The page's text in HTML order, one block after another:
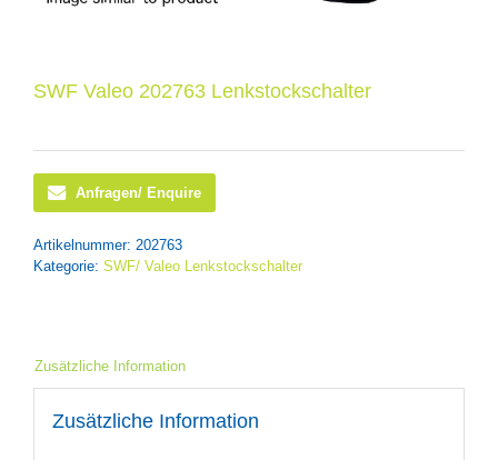
SWF Valeo 202763 Lenkstockschalter
Anfragen/ Enquire
Artikelnummer: 202763
Kategorie: SWF/ Valeo Lenkstockschalter
Zusätzliche Information
Zusätzliche Information